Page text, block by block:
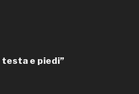
testa e piedi”